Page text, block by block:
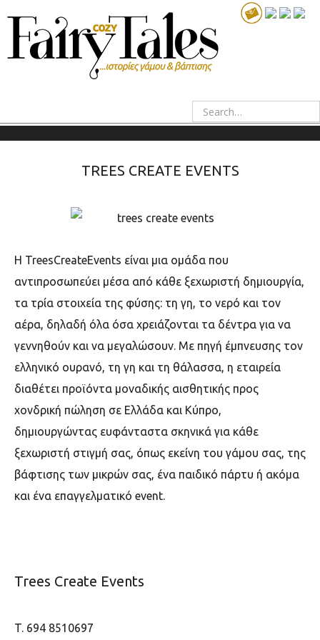
TREES CREATE EVENTS
Η TreesCreateEvents είναι μια ομάδα που
αντιπροσωπεύει μέσα από κάθε ξεχωριστή δημιουργία,
τα τρία στοιχεία της φύσης: τη γη, το νερό και τον
αέρα, δηλαδή όλα όσα χρειάζονται τα δέντρα για να
γεννηθούν και να μεγαλώσουν. Με πηγή έμπνευσης τον
ελληνικό ουρανό, τη γη και τη θάλασσα, η εταιρεία
διαθέτει προϊόντα μοναδικής αισθητικής προς
χονδρική πώληση σε Ελλάδα και Κύπρο,
δημιουργώντας ευφάνταστα σκηνικά για κάθε
ξεχωριστή στιγμή σας, όπως εκείνη του γάμου σας, της
βάφτισης των μικρών σας, ένα παιδικό πάρτυ ή ακόμα
και ένα επαγγελματικό event.
Trees Create Events
T. 694 8510697